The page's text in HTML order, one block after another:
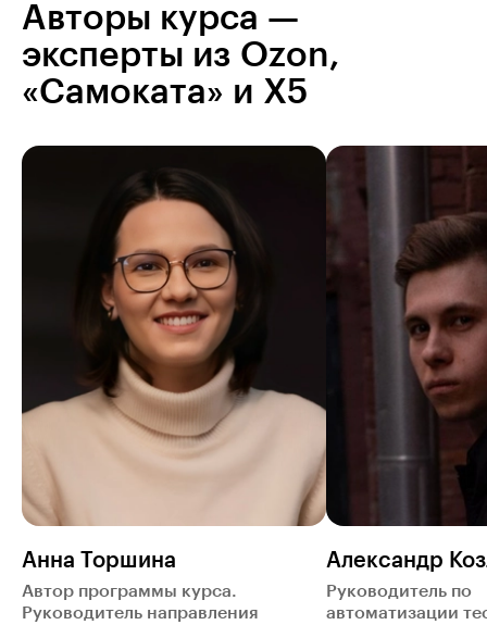
Авторы курса —
эксперты из Ozon,
«Самоката» и X5
Анна Торшина
Автор программы курса.
Руководитель направления
Александр
Руководитель по
автоматизации